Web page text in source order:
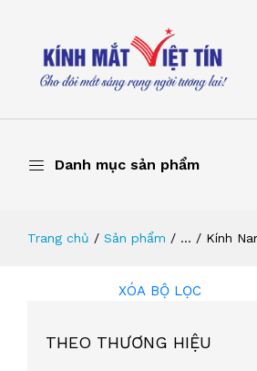
Danh mục sản phẩm
Trang chủ Sản phẩm ... Kính
XÓA BỘ LỌC
THEO THƯƠNG HIỆU